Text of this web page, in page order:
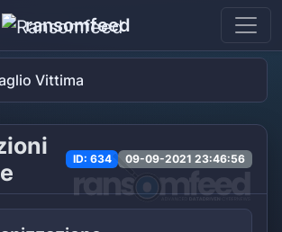
ransomfeed
Vittima
ID: 634 09-09-2021 23:46:56